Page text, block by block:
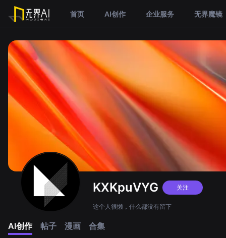
首页 AI创作 企业服务 无界魔镜
KXKpuVYG 关注
这个人很懒，什么都没有留下
AI创作 帖子 漫画 合集